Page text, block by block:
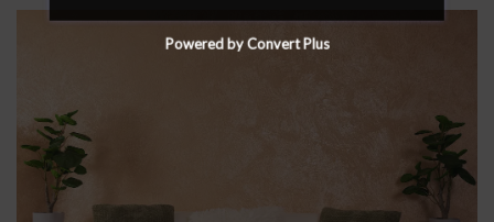
Powered by Convert Plus